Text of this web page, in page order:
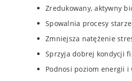
Zredukowany, aktywny
Spowalnia procesy
Zmniejsza natężenie
Sprzyja dobrej kondycji
Podnosi poziom energii i